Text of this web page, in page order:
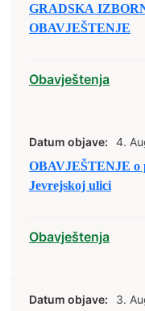
GRADSKA
OBAVJEŠTENJE
Obavještenja
Datum objave:
4.
OBAVJEŠTENJE o
Jevrejskoj ulici
Obavještenja
Datum objave:
3.